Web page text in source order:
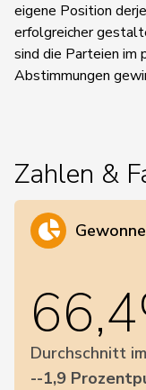
eigene Position
erfolgreicher
sind die Parteien im
Abstimmungen
Zahlen &
Durchschnitt
--1,9